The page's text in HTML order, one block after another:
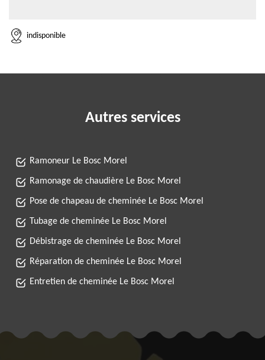
indisponible
Autres services
Ramoneur Le Bosc Morel
Ramonage de chaudière Le Bosc Morel
Pose de chapeau de cheminée Le Bosc Morel
Tubage de cheminée Le Bosc Morel
Débistrage de cheminée Le Bosc Morel
Réparation de cheminée Le Bosc Morel
Entretien de cheminée Le Bosc Morel